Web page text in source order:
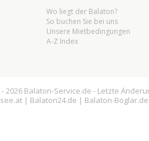
Wo liegt der Balaton?
So buchen Sie bei uns
Unsere Mietbedingungen
A-Z Index
2026 Balaton-Service.de - Letzte
.at | Balaton24.de | Balaton-